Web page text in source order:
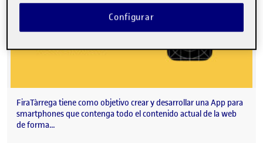
FiraTàrrega tiene como objetivo crear y desarrollar una App para
smartphones que contenga todo el contenido actual de la web
de forma…
Configurar